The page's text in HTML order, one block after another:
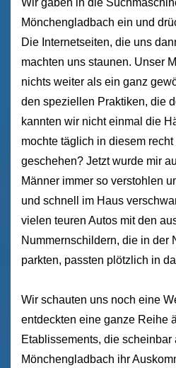
Wir gaben in die
Mönchengladbach ein und
Die Internetseiten, die uns
machten uns staunen. Unser
nichts weiter als ein ganz
den speziellen Praktiken, die
kannten wir nicht einmal die
mochte täglich in diesem
geschehen? Jetzt wurde mir
Männer immer so verstohlen
und schnell im Haus
vielen teuren Autos mit den
Nummernschildern, die in der
parkten, passten plötzlich in
Wir schauten uns noch eine
entdeckten eine ganze Reihe
Etablissements, die
Mönchengladbach ihr